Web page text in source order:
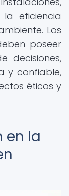
la eficiencia
Los
poseer
decisiones,
y confiable,
éticos y
en la